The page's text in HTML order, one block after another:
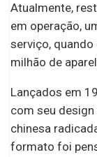
Atualmente,
em operação,
serviço, quando
milhão de
Lançados em
com seu
chinesa
formato foi